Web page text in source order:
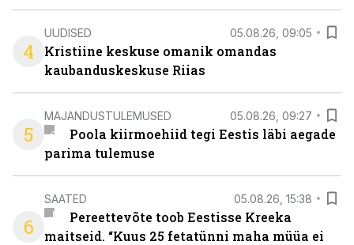
4
UUDISED 05.08.26, 09:05
Kristiine keskuse omanik omandas
kaubanduskeskuse Riias
5
MAJANDUSTULEMUSED 05.08.26, 09:27
Poola kiirmoehiid tegi Eestis läbi aegade
parima tulemuse
6
SAATED 05.08.26, 15:38
Pereettevõte toob Eestisse Kreeka
maitseid. “Kuus 25 fetatünni maha müüa ei